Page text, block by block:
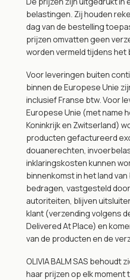
belastingen. Zij houden
dag van de bestelling
prijzen omvatten geen
worden vermeld tijdens
Voor leveringen buiten
binnen de Europese Unie
inclusief Franse btw. Voor
Europese Unie (met name
Koninkrijk en Zwitserland)
producten gefactureerd
douanerechten,
inklaringskosten kunnen
binnenkomst in het land
bedragen, vastgesteld
autoriteiten, blijven
klant (verzending volgens
Delivered At Place) en
van de producten en de
OLIVIA BALM SAS behoudt
haar prijzen op elk moment